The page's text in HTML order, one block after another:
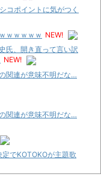
コポイントに気がつく
ｗｗｗｗｗ NEW!
氏、開き直って言い訳
NEW!
関連が意味不明だな…
関連が意味不明だな…
定でKOTOKOが主題歌